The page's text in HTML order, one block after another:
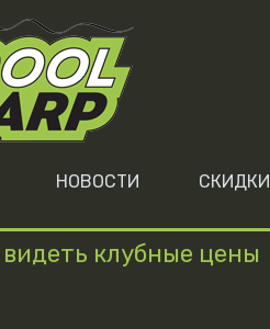
НОВОСТИ СКИДКИ
клубные цены